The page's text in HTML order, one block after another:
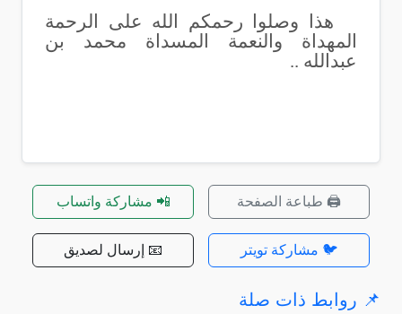
هذا وصلوا رحمكم الله على الرحمة
المهداة والنعمة المسداة محمد بن
عبدالله ..
🖨️ طباعة الصفحة 📲 مشاركة واتساب
🐦 مشاركة تويتر 📧 إرسال لصديق
📌 روابط ذات صلة